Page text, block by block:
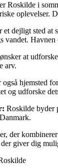
Roskilde i
oplevelser.
dejligt sted at
vandet.
at
arv.
også hjemsted
og udforske
Roskilde byder
der
giver dig